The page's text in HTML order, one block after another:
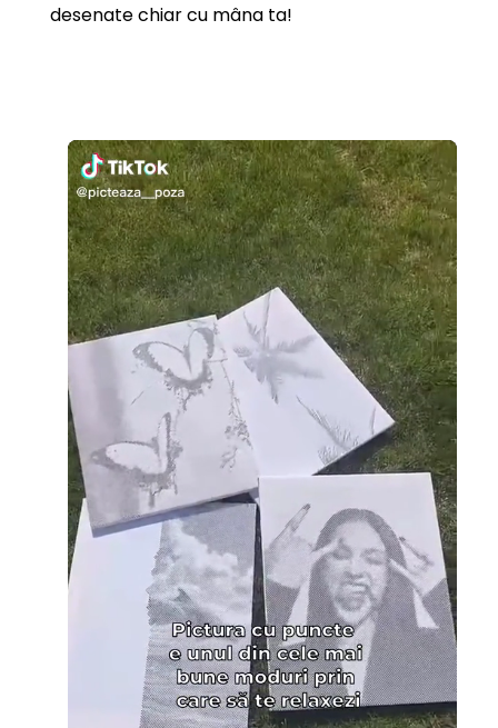
desenate chiar cu mâna ta!